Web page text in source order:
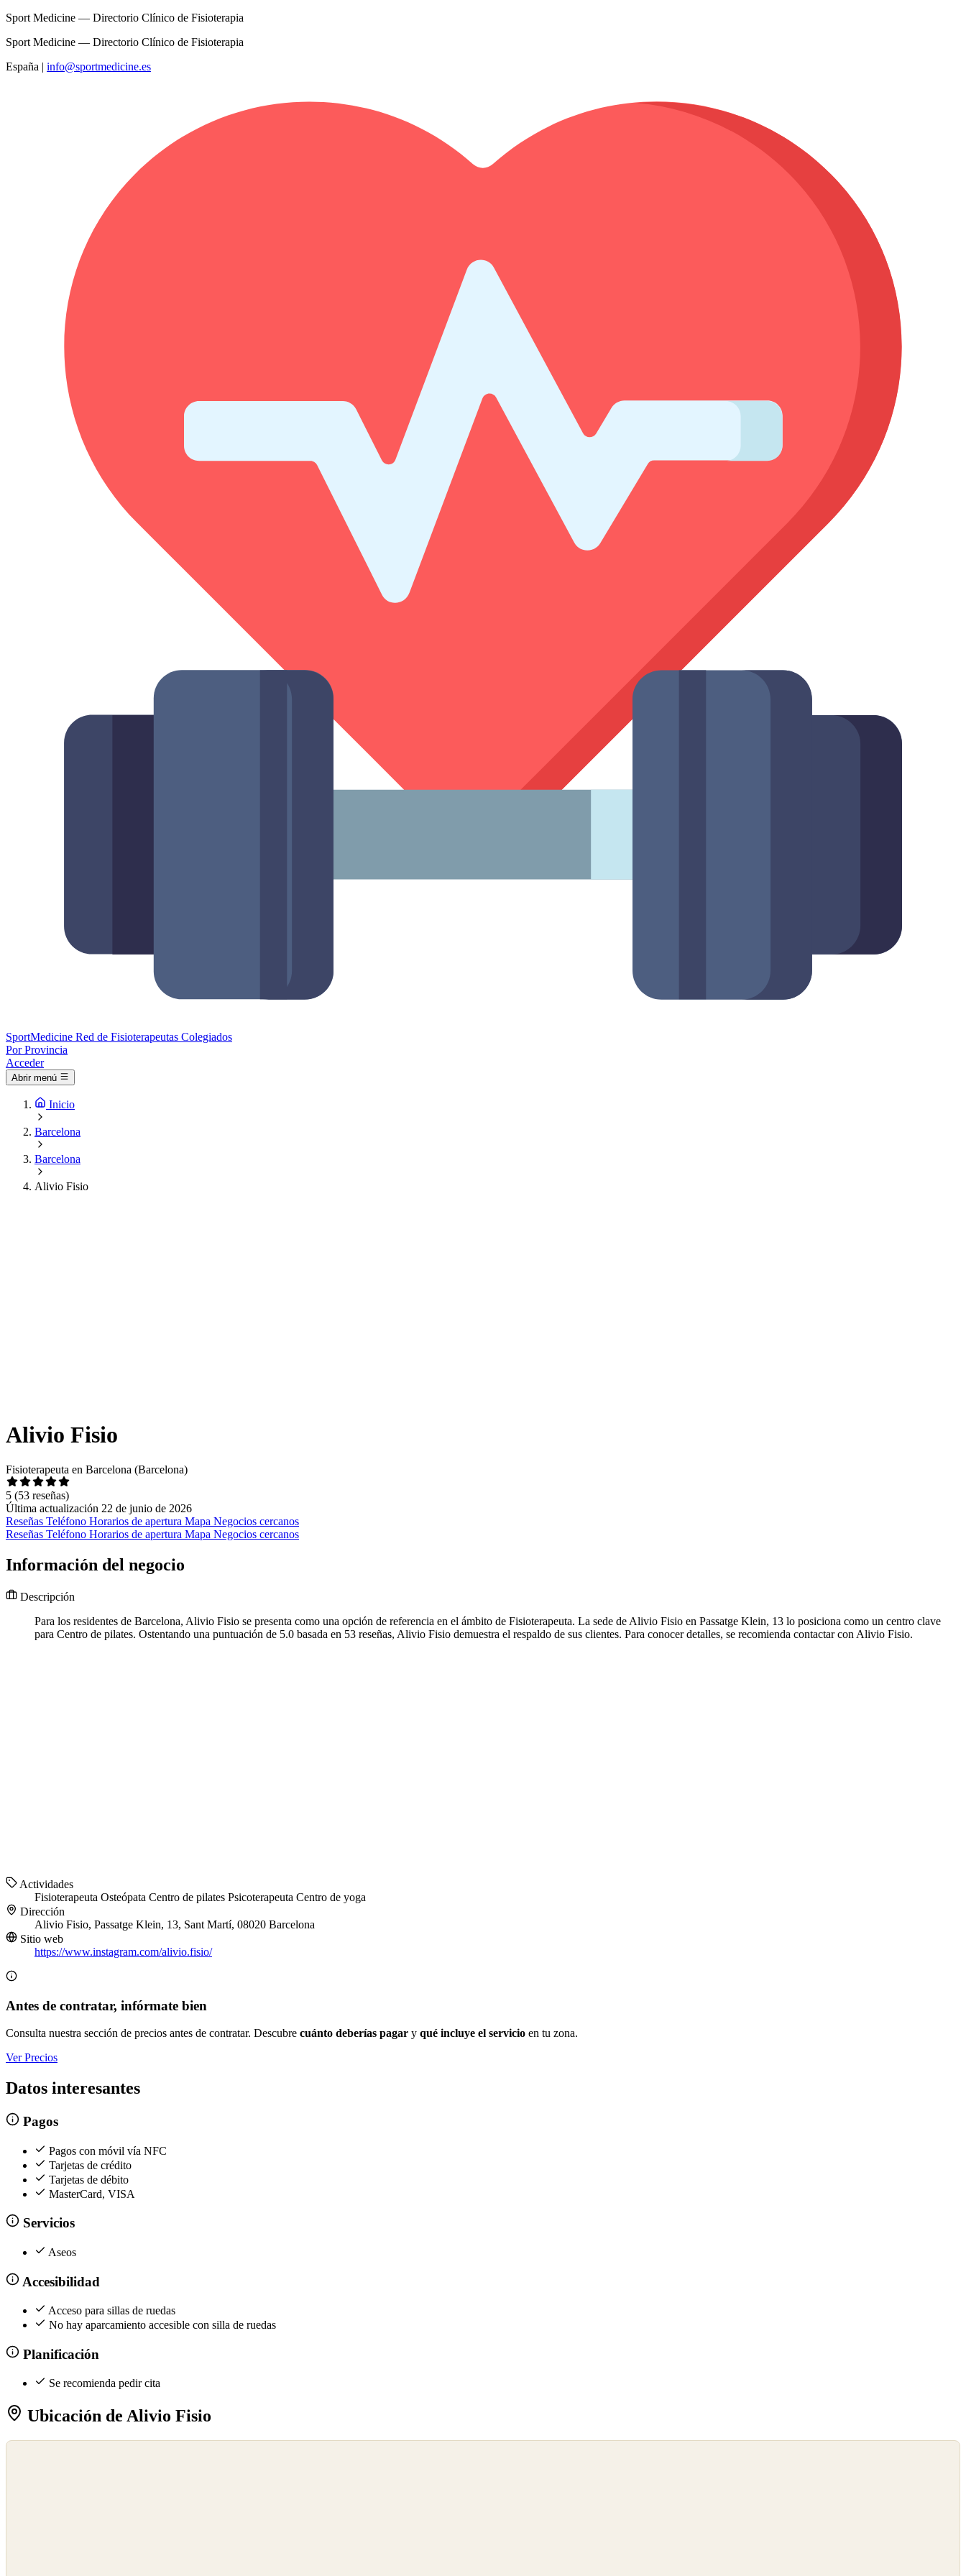
Sport Medicine — Directorio Clínico de Fisioterapia
Sport Medicine — Directorio Clínico de Fisioterapia
España | info@sportmedicine.es
SportMedicine Red de Fisioterapeutas Colegiados
Por Provincia
Acceder
Abrir menú
Inicio
Barcelona
Barcelona
Alivio Fisio
Alivio Fisio
Fisioterapeuta en Barcelona (Barcelona)
5 (53 reseñas)
Última actualización 22 de junio de 2026
Reseñas Teléfono Horarios de apertura Mapa Negocios cercanos
Reseñas Teléfono Horarios de apertura Mapa Negocios cercanos
Información del negocio
Descripción
Para los residentes de Barcelona, Alivio Fisio se presenta como una opción de referencia en el ámbito de Fisioterapeuta. La sede de Alivio Fisio en Passatge Klein, 13 lo posiciona como un centro clave
para Centro de pilates. Ostentando una puntuación de 5.0 basada en 53 reseñas, Alivio Fisio demuestra el respaldo de sus clientes. Para conocer detalles, se recomienda contactar con Alivio Fisio.
Actividades
Fisioterapeuta Osteópata Centro de pilates Psicoterapeuta Centro de yoga
Dirección
Alivio Fisio, Passatge Klein, 13, Sant Martí, 08020 Barcelona
Sitio web
https://www.instagram.com/alivio.fisio/
Antes de contratar, infórmate bien
Consulta nuestra sección de precios antes de contratar. Descubre cuánto deberías pagar y qué incluye el servicio en tu zona.
Ver Precios
Datos interesantes
Pagos
Pagos con móvil vía NFC
Tarjetas de crédito
Tarjetas de débito
MasterCard, VISA
Servicios
Aseos
Accesibilidad
Acceso para sillas de ruedas
No hay aparcamiento accesible con silla de ruedas
Planificación
Se recomienda pedir cita
Ubicación de Alivio Fisio